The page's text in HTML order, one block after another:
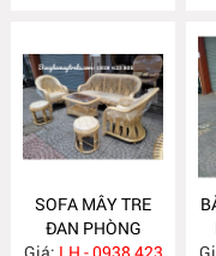
SOFA MÂY TRE
ĐAN PHÒNG